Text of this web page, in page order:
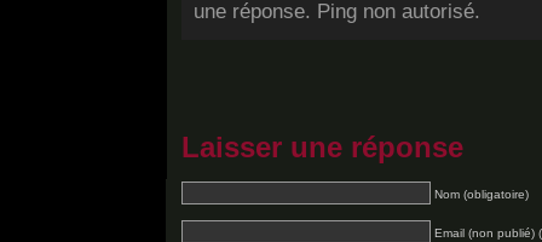
une réponse. Ping non autorisé.
Laisser une réponse
Nom (obligatoire)
Email (non publié)